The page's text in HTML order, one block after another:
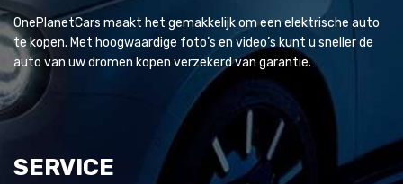
OnePlanetCars maakt het gemakkelijk om een elektrische auto
te kopen. Met hoogwaardige foto’s en video’s kunt u sneller de
auto van uw dromen kopen verzekerd van garantie.
SERVICE